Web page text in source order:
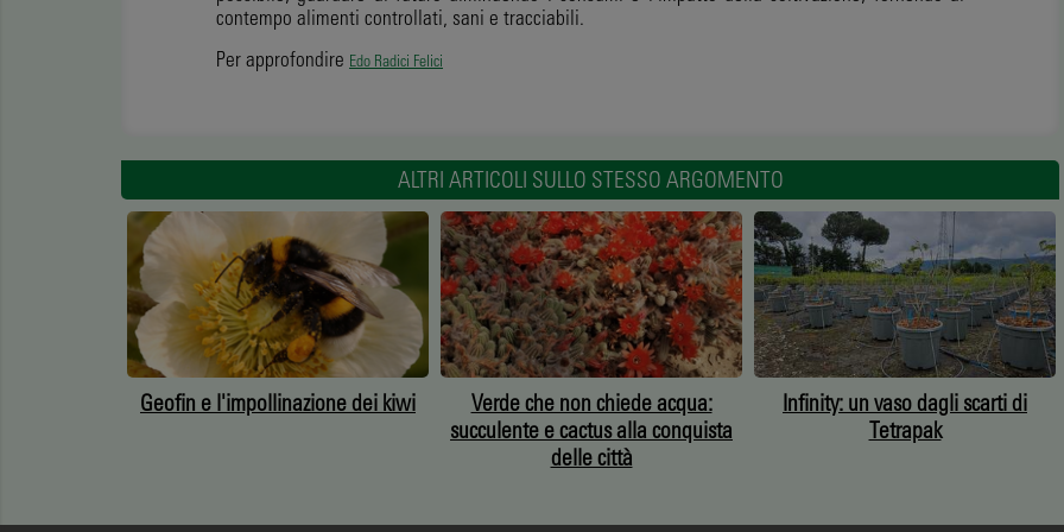
contempo alimenti controllati, sani e tracciabili.
Per approfondire Edo Radici Felici
ALTRI ARTICOLI SULLO STESSO ARGOMENTO
Geofin e l'impollinazione dei kiwi
Verde che non chiede acqua:
succulente e cactus alla conquista
delle città
Infinity: un vaso dagli scarti di
Tetrapak